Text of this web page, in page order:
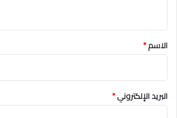
*
الاسم*
البريد الإلكتروني*